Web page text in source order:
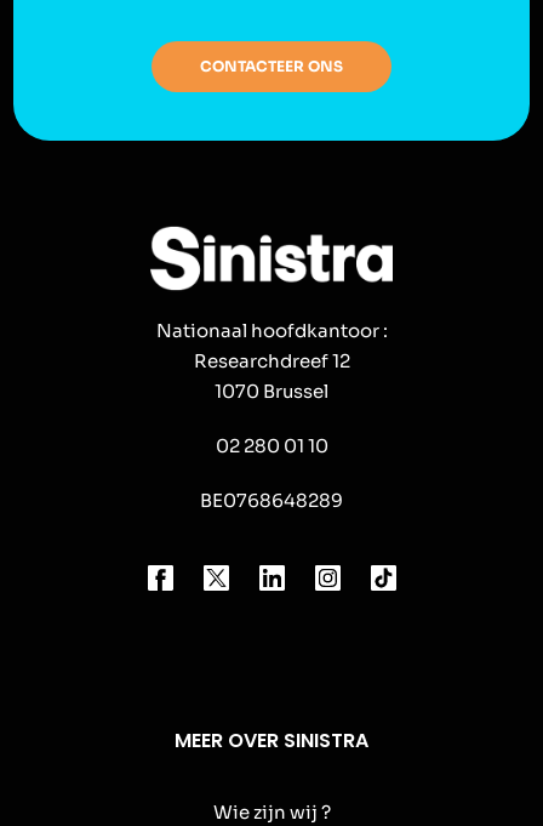
CONTACTEER ONS
Nationaal hoofdkantoor :
Researchdreef 12
1070 Brussel
02 280 01 10
BE0768648289
MEER OVER SINISTRA
Wie zijn wij ?